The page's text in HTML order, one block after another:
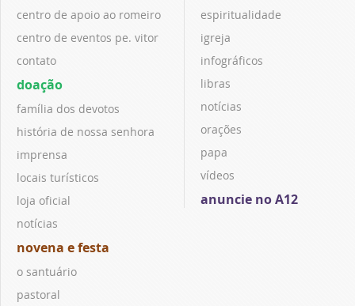
centro de apoio ao romeiro
centro de eventos pe. vitor
contato
doação
família dos devotos
história de nossa senhora
imprensa
locais turísticos
loja oficial
notícias
novena e festa
o santuário
pastoral
espiritualidade
igreja
infográficos
libras
notícias
orações
papa
vídeos
anuncie no A12